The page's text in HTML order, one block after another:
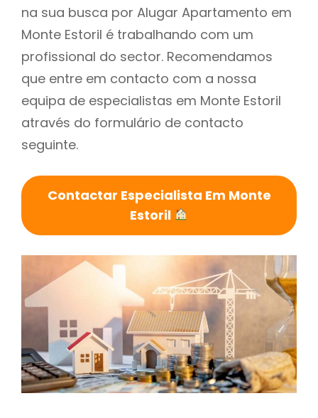
na sua busca por Alugar Apartamento em
Monte Estoril é trabalhando com um
profissional do sector. Recomendamos
que entre em contacto com a nossa
equipa de especialistas em Monte Estoril
através do formulário de contacto
seguinte.
Contactar Especialista Em Monte
Estoril